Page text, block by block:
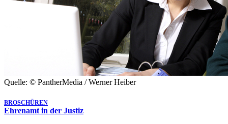
Quelle: © PantherMedia / Werner Heiber
BROSCHÜREN
Ehrenamt in der Justiz